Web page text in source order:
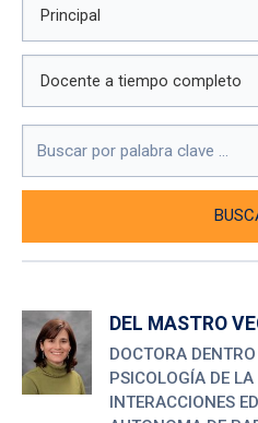
DEL MASTRO
DOCTORA
PSICOLOGÍA DE
INTERACCIONES